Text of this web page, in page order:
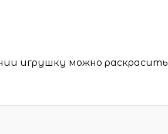
игрушку можно раскрасить